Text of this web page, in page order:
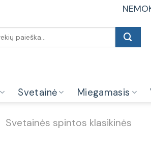
Svetainė Miegamasis
Svetainės spintos klasikinės